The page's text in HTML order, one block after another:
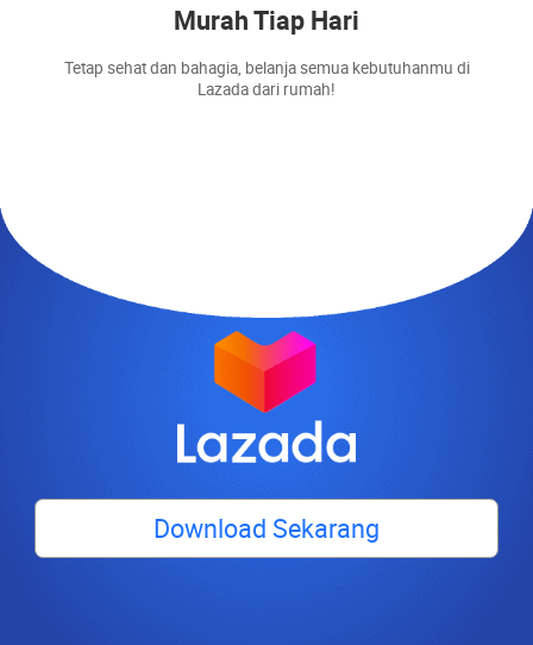
Murah Tiap Hari
Tetap sehat dan bahagia, belanja semua kebutuhanmu di
Lazada dari rumah!
Download Sekarang